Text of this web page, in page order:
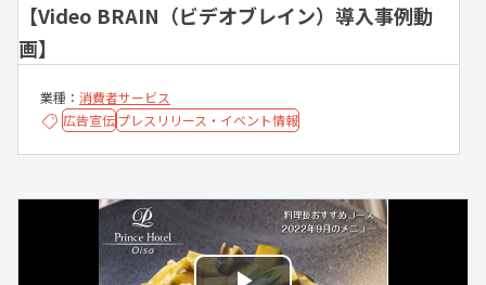
【Video BRAIN（ビデオブレイン）導入事例動
画】
業種： 消費者サービス
広告宣伝プレスリリース・イベント情報